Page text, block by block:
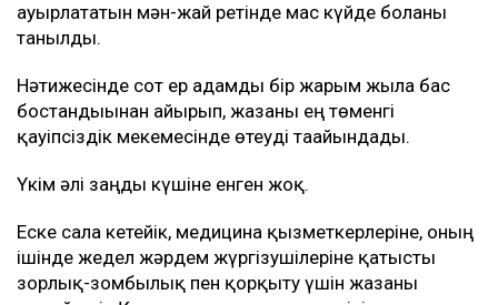
ауырлататын мән-жай ретінде мас күйде болғаны
танылды.
Нәтижесінде сот ер адамды бір жарым жылға бас
бостандығынан айырып, жазаны ең төменгі
қауіпсіздік мекемесінде өтеуді тағайындады.
Үкім әлі заңды күшіне енген жоқ.
Еске сала кетейік, медицина қызметкерлеріне, оның
ішінде жедел жәрдем жүргізушілеріне қатысты
зорлық-зомбылық пен қорқыту үшін жазаны